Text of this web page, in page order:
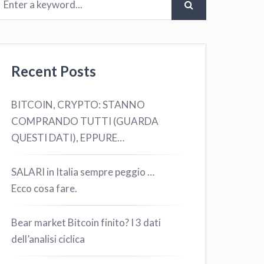
Recent Posts
BITCOIN, CRYPTO: STANNO
COMPRANDO TUTTI (GUARDA
QUESTI DATI), EPPURE…
SALARI in Italia sempre peggio …
Ecco cosa fare.
Bear market Bitcoin finito? I 3 dati
dell’analisi ciclica